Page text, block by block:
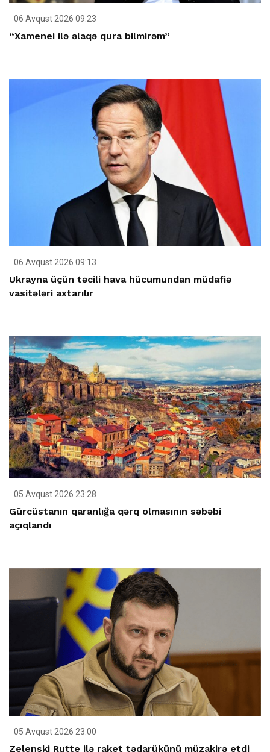
06 Avqust 2026 09:23
“Xamenei ilə əlaqə qura bilmirəm”
06 Avqust 2026 09:13
Ukrayna üçün təcili hava hücumundan müdafiə
vasitələri axtarılır
05 Avqust 2026 23:28
Gürcüstanın qaranlığa qərq olmasının səbəbi
açıqlandı
05 Avqust 2026 23:00
Zelenski Rutte ilə raket tədarükünü müzakirə etdi